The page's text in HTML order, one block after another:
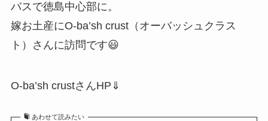
バスで徳島中心部に。
嫁お土産にO-ba’sh crust（オーバッシュクラス
ト）さんに訪問です😃
O-ba’sh crustさんHP⇓
あわせて読みたい